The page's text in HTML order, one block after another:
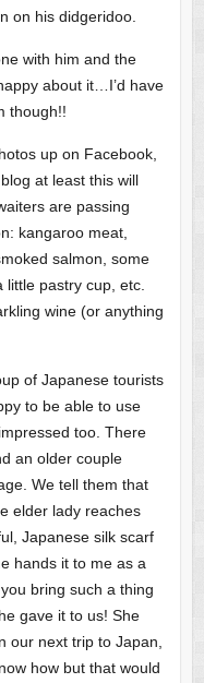
on his didgeridoo.
with him and the
about it…I’d have
though!!
up on Facebook,
at least this will
are passing
kangaroo meat,
salmon, some
pastry cup, etc.
wine (or anything
of Japanese tourists
to be able to use
too. There
an older couple
We tell them that
elder lady reaches
Japanese silk scarf
hands it to me as a
bring such a thing
gave it to us! She
our next trip to Japan,
how but that would